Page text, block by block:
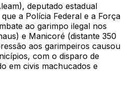
deputado estadual
a Polícia Federal e a Força
ao garimpo ilegal nos
e Manicoré (distante 350
aos garimpeiros causou
com o disparo de
em civis machucados e